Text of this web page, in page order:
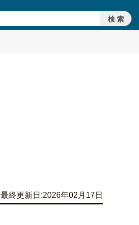
最終更新日:2026年02月17日